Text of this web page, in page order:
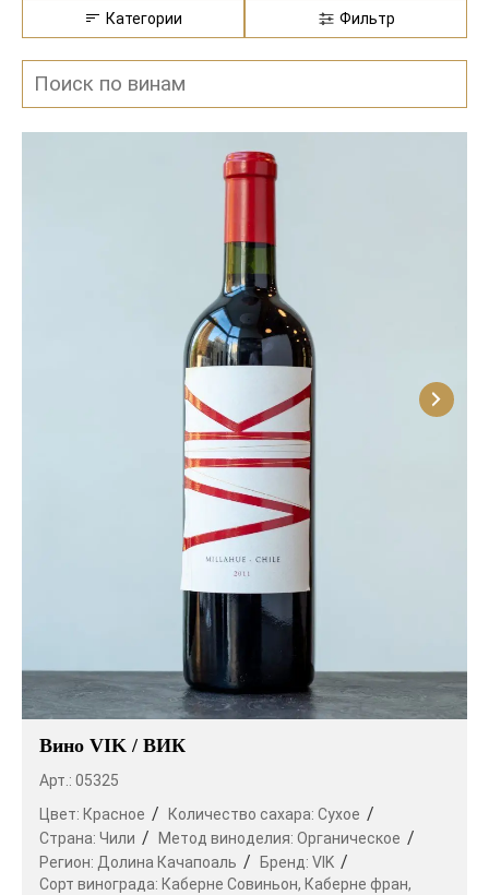
Категории Фильтр
Вино VIK / ВИК
Арт.: 05325
Цвет: Красное Количество сахара: Сухое
Страна: Чили Метод виноделия: Органическое
Регион: Долина Качапоаль Бренд: VIK
Сорт винограда: Каберне Совиньон, Каберне фран,